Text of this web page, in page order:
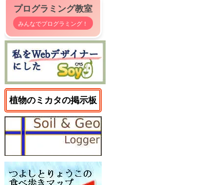
プログラミング教室
みんなでプログラミング！
植物のミカタの掲示板